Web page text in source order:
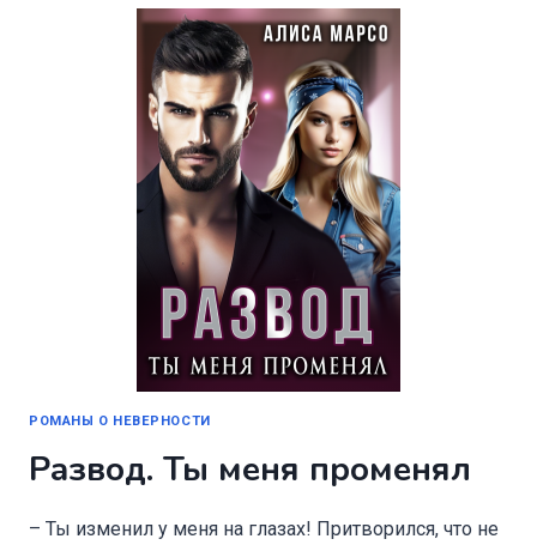
ВЕРНУ
РОМАНЫ О НЕВЕРНОСТИ
Развод. Ты меня променял
– Ты изменил у меня на глазах! Притворился, что не